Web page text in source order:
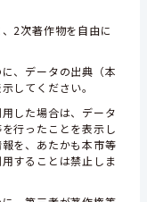
2次著作物を自由に
、データの出典（本
してください。
した場合は、データ
行ったことを表示し
を、あたかも本市等
することは禁止しま